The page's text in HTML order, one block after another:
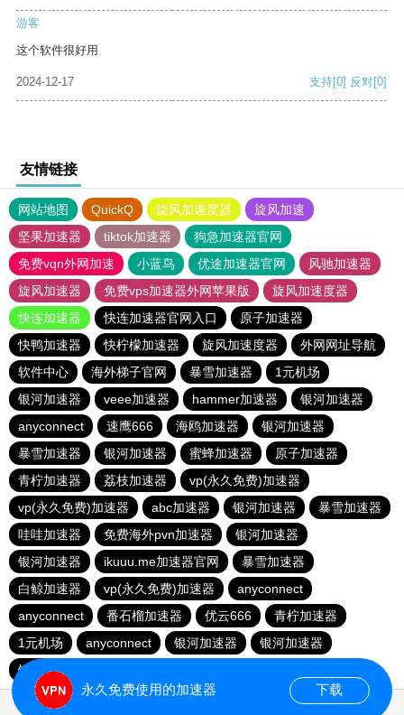
游客
这个软件很好用
2024-12-17 支持[0] 反对[0]
友情链接
网站地图 QuickQ 旋风加速度器
旋风加速
坚果加速器
tiktok加速器
狗急加速器官网
免费vqn外网加速
小蓝鸟 优途加速器官网
风驰加速器
旋风加速器
免费vps加速器外网苹果版
旋风加速度器
快连加速器
快连加速器官网入口
原子加速器
快鸭加速器
快柠檬加速器 旋风加速度器
外网网址导航
软件中心
海外梯子官网 暴雪加速器
1元机场
银河加速器
veee加速器 hammer加速器
银河加速器
anyconnect
速鹰666 海鸥加速器
银河加速器
暴雪加速器
银河加速器 蜜蜂加速器
原子加速器
青柠加速器
荔枝加速器
vp(永久免费)加速器
vp(永久免费)加速器
abc加速器 银河加速器
暴雪加速器
哇哇加速器
免费海外pvn加速器
银河加速器
银河加速器
ikuuu.me加速器官网
暴雪加速器
白鲸加速器
vp(永久免费)加速器
anyconnect
anyconnect
番石榴加速器 优云666
青柠加速器
1元机场
anyconnect 银河加速器
银河加速器
银河加速器
永久免费使用的加速器 下载